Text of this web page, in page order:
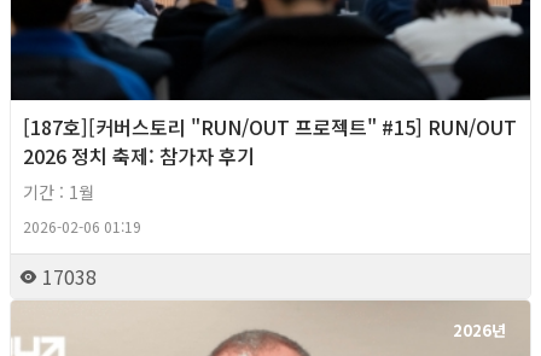
[187호][커버스토리 "RUN/OUT 프로젝트" #15] RUN/OUT
2026 정치 축제: 참가자 후기
기간 : 1월
2026-02-06 01:19
17038
2026년